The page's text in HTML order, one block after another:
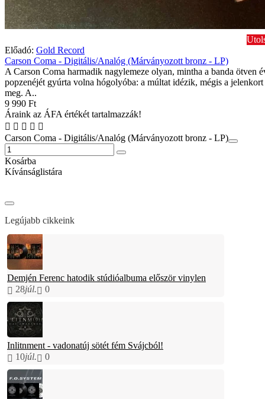
Előadó: Gold Record
Carson Coma - Digitális/Analóg (Márványozott bronz - LP)
A Carson Coma harmadik nagylemeze olyan, mintha a banda ötven
popzenéjét gyúrta volna hógolyóba: a múltat idézik, mégis a
meg. A..
9 990 Ft
Áraink az ÁFA értékét tartalmazzák!
Carson Coma - Digitális/Analóg (Márványozott bronz - LP)
Kosárba
Kívánságlistára
Legújabb cikkeink
Demjén Ferenc hatodik stúdióalbuma először vinylen
28júl. 0
Inlitnment - vadonatúj sötét fém Svájcból!
10júl. 0